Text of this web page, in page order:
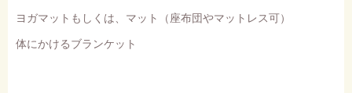
ヨガマットもしくは、マット（座布団やマットレス可）
体にかけるブランケット